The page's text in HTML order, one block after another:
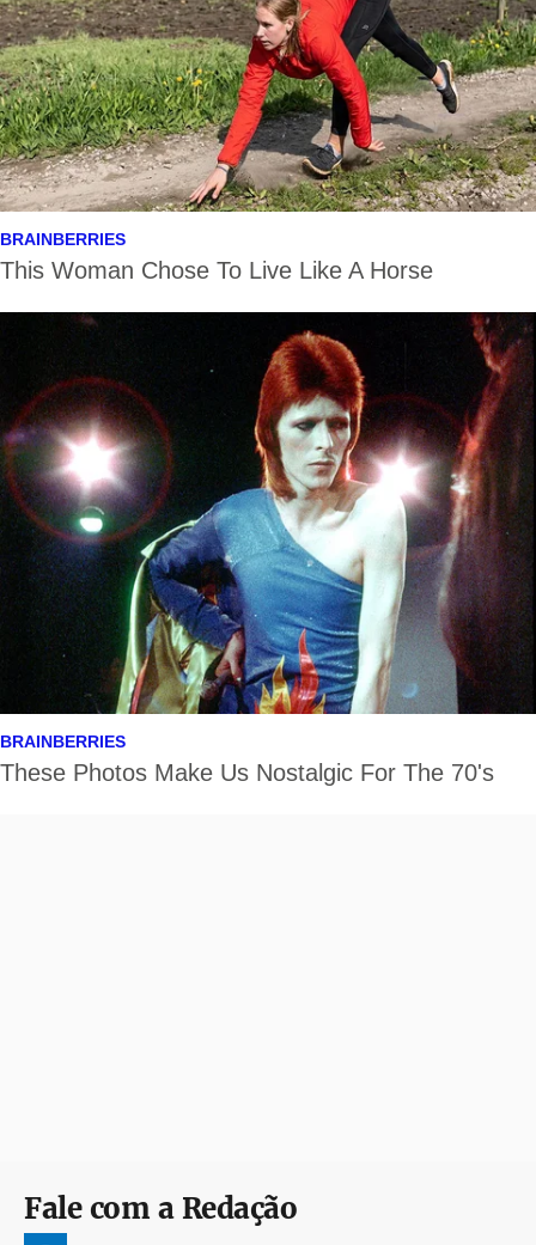
Fale com a Redação